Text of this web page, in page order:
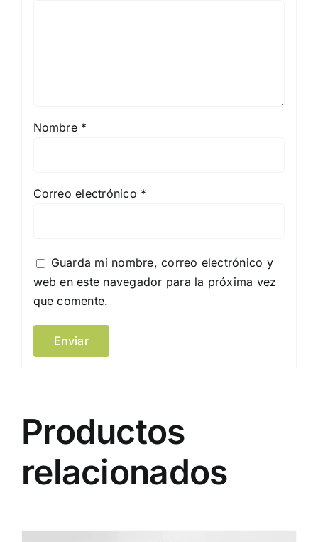
Nombre *
Correo electrónico *
Guarda mi nombre, correo electrónico y
web en este navegador para la próxima vez
que comente.
Productos
relacionados